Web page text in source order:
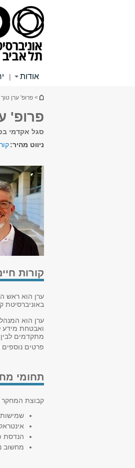
אודות |
הינך נמצא כאן
> פרופ' ערן טוך
פרופ'
סגל אקדמי
ניווט מהיר:
קורות
ערן הוא ראש
באוניברסיטת
מתקדמים
פרטים נוספים
תחומי
קבוצת המחקר
שמישות
הנדסת
מחשוב